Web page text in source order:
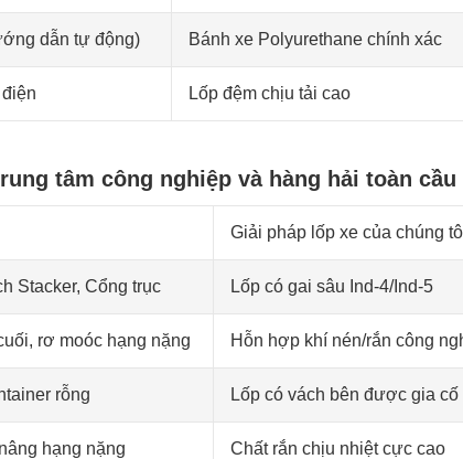
dẫn tự động) Bánh xe Polyurethane chính xác
Lốp đệm chịu tải cao
tâm công nghiệp và hàng hải toàn cầu
Giải pháp lốp xe của chúng
Stacker, Cổng trục Lốp có gai sâu Ind-4/Ind-5
rơ moóc hạng nặng Hỗn hợp khí nén/rắn công
rỗng Lốp có vách bên được gia cố
hạng nặng Chất rắn chịu nhiệt cực cao